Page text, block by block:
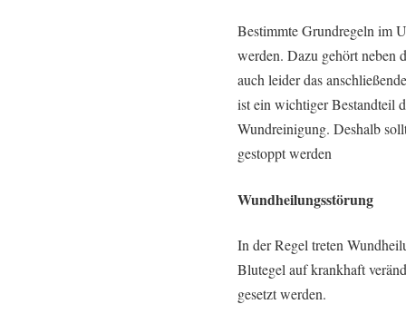
Bestimmte Grundregeln im
werden. Dazu gehört neben
auch leider das
ist ein wichtiger Bestandteil
Wundreinigung. Deshalb
gestoppt werden
Wundheilungsstörung
In der Regel treten
Blutegel auf krankhaft
gesetzt werden.